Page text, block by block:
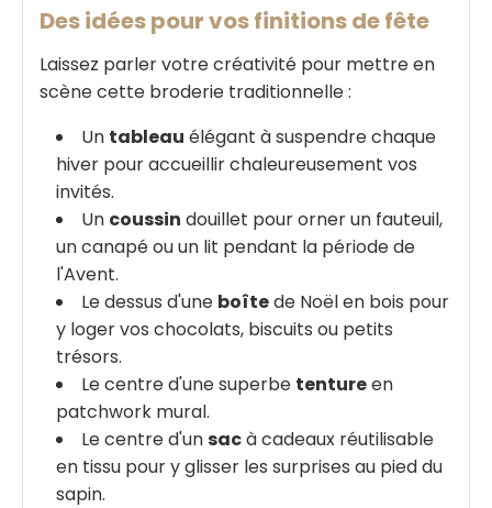
Des idées pour vos finitions de fête
Laissez parler votre créativité pour mettre en
scène cette broderie traditionnelle :
Un tableau élégant à suspendre chaque
hiver pour accueillir chaleureusement vos
invités.
Un coussin douillet pour orner un fauteuil,
un canapé ou un lit pendant la période de
l'Avent.
Le dessus d'une boîtede Noël en bois pour
y loger vos chocolats, biscuits ou petits
trésors.
Le centre d'une superbe tentureen
patchwork mural.
Le centre d'unsacà cadeaux réutilisable
en tissu pour y glisser les surprises au pied du
sapin.